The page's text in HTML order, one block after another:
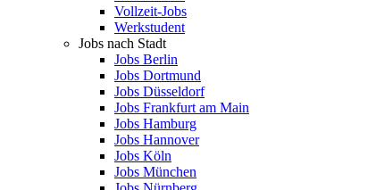
Vollzeit-Jobs
Werkstudent
Jobs nach Stadt
Jobs Berlin
Jobs Dortmund
Jobs Düsseldorf
Jobs Frankfurt am Main
Jobs Hamburg
Jobs Hannover
Jobs Köln
Jobs München